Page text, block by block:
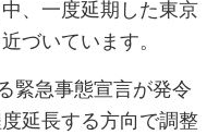
、一度延期した東京
づいています。
緊急事態宣言が発令
延長する方向で調整